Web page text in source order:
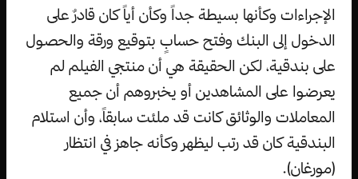
الإجراءات وكأنها بسيطة جداً وكأن أياً كان قادرٌ على
الدخول إلى البنك وفتح حسابٍ بتوقيع ورقة والحصول
على بندقية، لكن الحقيقة هي أن منتجي الفيلم لم
يعرضوا على المشاهدين أو يخبروهم أن جميع
المعاملات والوثائق كانت قد ملئت سابقاً، وأن استلام
البندقية كان قد رتب ليظهر وكأنه جاهز في انتظار
(مورغان).